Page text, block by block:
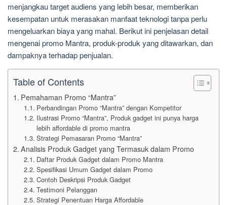
menjangkau target audiens yang lebih besar, memberikan
kesempatan untuk merasakan manfaat teknologi tanpa perlu
mengeluarkan biaya yang mahal. Berikut ini penjelasan detail
mengenai promo Mantra, produk-produk yang ditawarkan, dan
dampaknya terhadap penjualan.
Table of Contents
Pemahaman Promo “Mantra”
Perbandingan Promo “Mantra” dengan Kompetitor
Ilustrasi Promo “Mantra”, Produk gadget ini punya harga
lebih affordable di promo mantra
Strategi Pemasaran Promo “Mantra”
Analisis Produk Gadget yang Termasuk dalam Promo
Daftar Produk Gadget dalam Promo Mantra
Spesifikasi Umum Gadget dalam Promo
Contoh Deskripsi Produk Gadget
Testimoni Pelanggan
Strategi Penentuan Harga Affordable